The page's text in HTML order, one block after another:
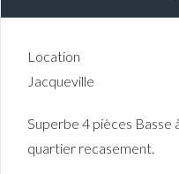
Location
Jacqueville
Superbe 4 pièces Basse
quartier recasement.